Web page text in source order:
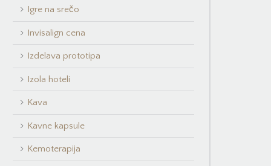
Igre na srečo
Invisalign cena
Izdelava prototipa
Izola hoteli
Kava
Kavne kapsule
Kemoterapija